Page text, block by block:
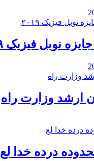
نوبل فیزیک ۲۰۱۹
ارشد وزارت راه
درده خدا لع